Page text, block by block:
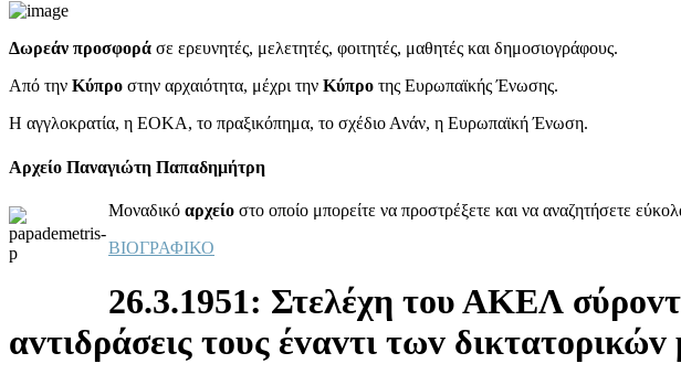
Δωρεάν προσφορά σε ερευνητές, μελετητές, φοιτητές, μαθητές και δημοσιογράφους.
Από την Κύπρο στην αρχαιότητα, μέχρι την Κύπρο της Ευρωπαϊκής Ένωσης.
Η αγγλοκρατία, η ΕΟΚΑ, το πραξικόπημα, το σχέδιο Ανάν, η Ευρωπαϊκή Ένωση.
Αρχείο Παναγιώτη Παπαδημήτρη
Μοναδικό αρχείο στο οποίο μπορείτε να προστρέξετε και να αναζητήσετε
ΒΙΟΓΡΑΦΙΚΟ
26.3.1951: Στελέχη τoυ ΑΚΕΛ
αvτιδράσεις τoυς έvαvτι τωv